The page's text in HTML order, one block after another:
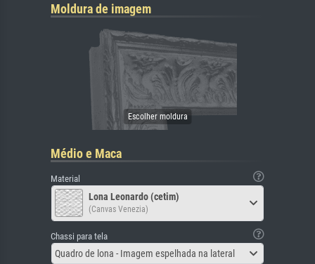
Moldura de imagem
Médio e Maca
Material
Lona Leonardo (cetim)
(Canvas Venezia)
Chassi para tela
Quadro de lona - Imagem espelhada na lateral